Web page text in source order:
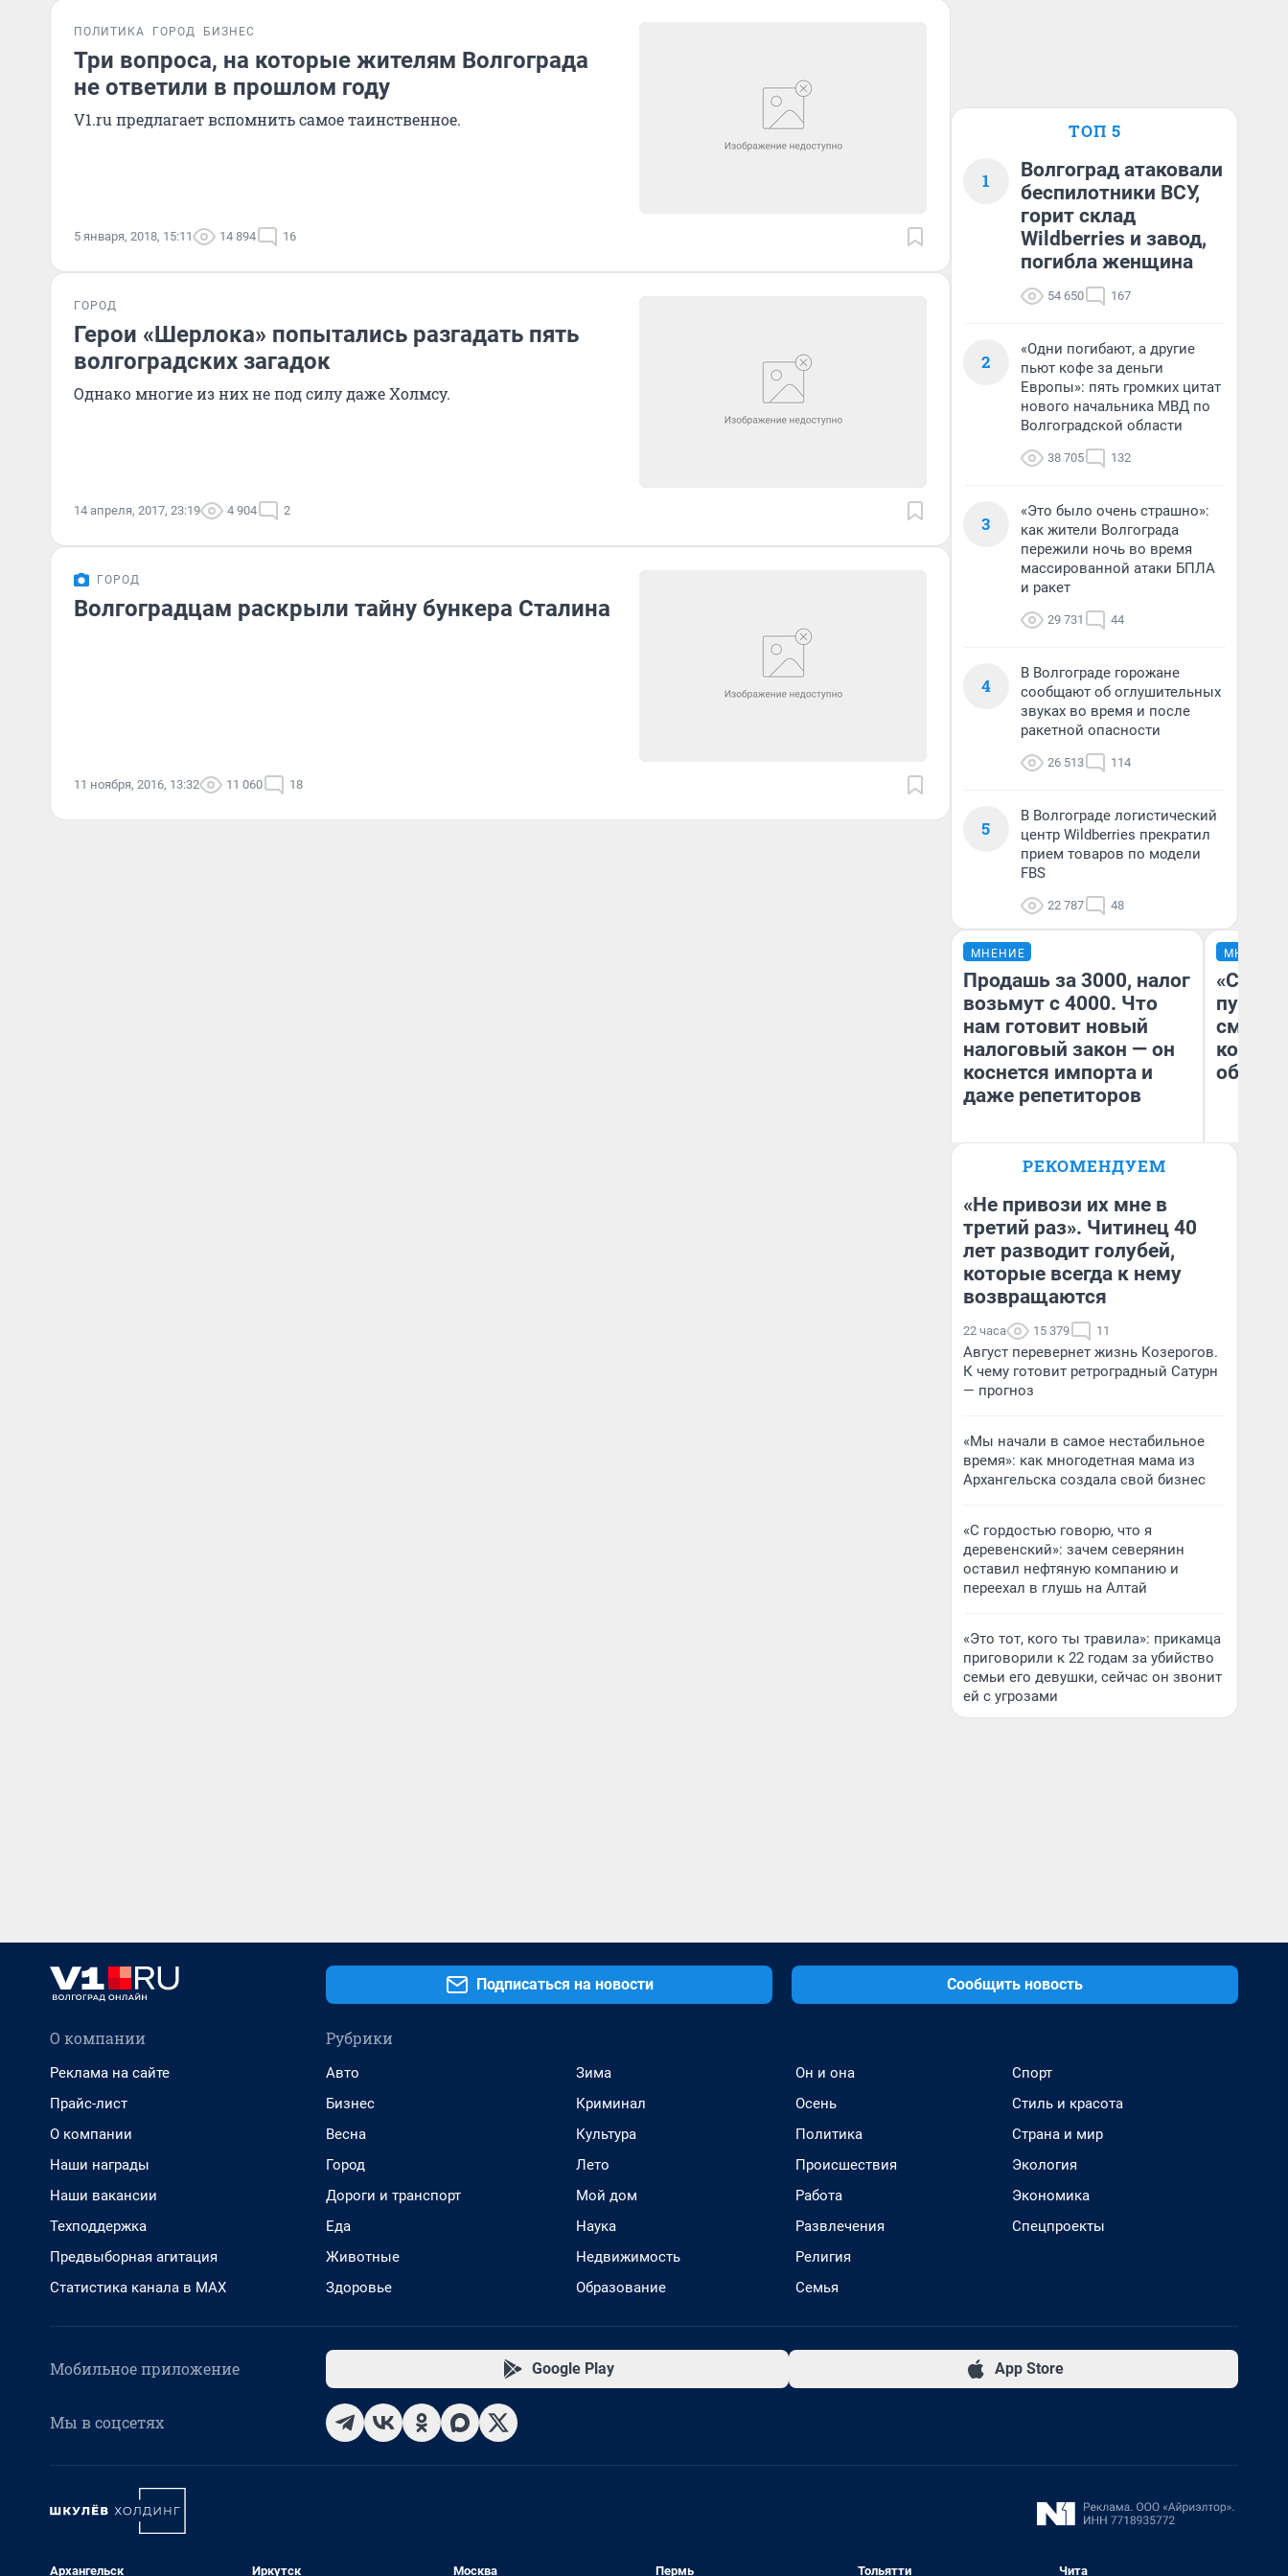
ПОЛИТИКА ГОРОД БИЗНЕС
Три вопроса, на которые жителям Волгограда
не ответили в прошлом году
V1.ru предлагает вспомнить самое таинственное.
5 января, 2018, 15:11 14 894 16
ГОРОД
Герои «Шерлока» попытались разгадать пять
волгоградских загадок
Однако многие из них не под силу даже Холмсу.
14 апреля, 2017, 23:19 4 904 2
ГОРОД
Волгоградцам раскрыли тайну бункера Сталина
11 ноября, 2016, 13:32 11 060 18
ТОП 5
1
Волгоград атаковали
беспилотники ВСУ,
горит склад
Wildberries и завод,
погибла женщина
54 650 167
2
«Одни погибают, а другие
пьют кофе за деньги
Европы»: пять громких цитат
нового начальника МВД по
Волгоградской области
38 705 132
3
«Это было очень страшно»:
как жители Волгограда
пережили ночь во время
массированной атаки БПЛА
и ракет
29 731 44
4
В Волгограде горожане
сообщают об оглушительных
звуках во время и после
ракетной опасности
26 513 114
5
В Волгограде логистический
центр Wildberries прекратил
прием товаров по модели
FBS
22 787 48
МНЕНИЕ
Продашь за 3000, налог
возьмут с 4000. Что
нам готовит новый
налоговый закон — он
коснется импорта и
даже репетиторов
Анастасия Завгородняя
МНЕНИЕ
РЕКОМЕНДУЕМ
«Не привози их мне в
третий раз». Читинец 40
лет разводит голубей,
которые всегда к нему
возвращаются
22 часа 15 379 11
Август перевернет жизнь Козерогов.
К чему готовит ретроградный Сатурн
— прогноз
«Мы начали в самое нестабильное
время»: как многодетная мама из
Архангельска создала свой бизнес
«С гордостью говорю, что я
деревенский»: зачем северянин
оставил нефтяную компанию и
переехал в глушь на Алтай
«Это тот, кого ты травила»: прикамца
приговорили к 22 годам за убийство
семьи его девушки, сейчас он звонит
ей с угрозами
Подписаться на новости Сообщить новость
О компании
Реклама на сайте
Прайс-лист
О компании
Наши награды
Наши вакансии
Техподдержка
Предвыборная агитация
Статистика канала в MAX
Рубрики
Авто
Бизнес
Весна
Город
Дороги и транспорт
Еда
Животные
Здоровье
Зима
Криминал
Культура
Лето
Мой дом
Наука
Недвижимость
Образование
Он и она
Осень
Политика
Происшествия
Работа
Развлечения
Религия
Семья
Спорт
Стиль и красота
Страна и мир
Экология
Экономика
Спецпроекты
Мобильное приложение Google Play App Store
Мы в соцсетях
Архангельск Иркутск Москва Пермь Тольятти Чита